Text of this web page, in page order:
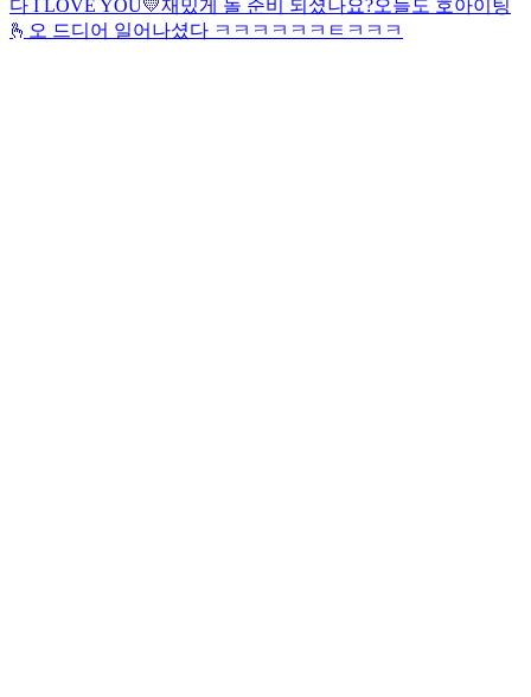
다 I LOVE YOU💛재밌게 놀 준비 되셨나요?오늘도 호아이팅
🫰 오 드디어 일어나셨다 ㅋㅋㅋㅋㅋㅋㅌㅋㅋㅋ